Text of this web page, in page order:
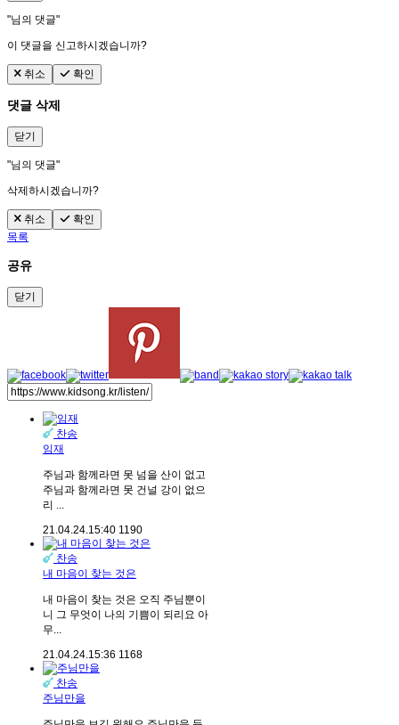
"님의 댓글"
이 댓글을 신고하시겠습니까?
취소 확인
댓글 삭제
닫기
"님의 댓글"
삭제하시겠습니까?
취소
확인
목록
공유
닫기
찬송
임재
주님과 함께라면 못 넘을 산이 없고
주님과 함께라면 못 건널 강이 없으
리 ...
21.04.24.15:40 1190
찬송
내 마음이 찾는 것은
내 마음이 찾는 것은 오직 주님뿐이
니 그 무엇이 나의 기쁨이 되리요 아
무...
21.04.24.15:36 1168
찬송
주님만을